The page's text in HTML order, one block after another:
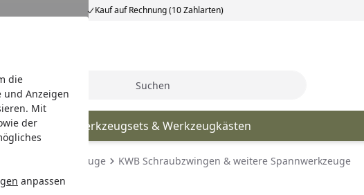
die
und Anzeigen
Mit
der
anpassen
Kauf auf Rechnung (10 Zahlarten)
Suche
Premium Werkzeugsets & Werkzeugkästen
KWB Spannwerkzeuge
KWB Schraubzwingen & weitere Spannwerkzeuge